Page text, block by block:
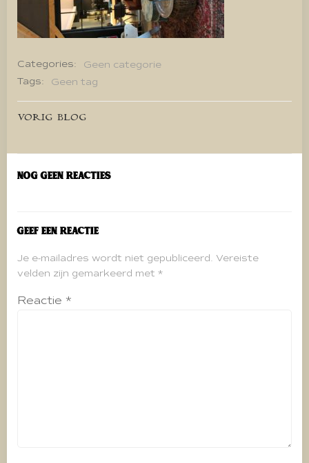
Categories:
Geen categorie
Tags:
Geen tag
Bericht
navigatie
VORIG BLOG
Nog geen reacties
Geef een reactie
Je e-mailadres wordt niet gepubliceerd. Vereiste
velden zijn gemarkeerd met *
Reactie *